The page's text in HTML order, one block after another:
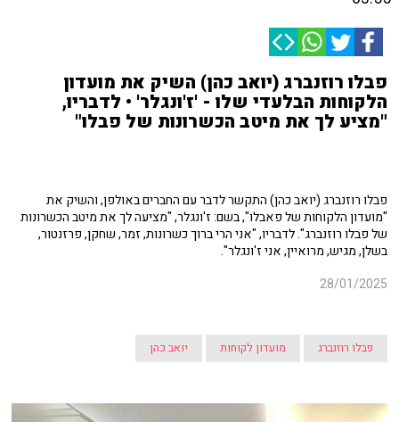
פבלו רוזנברג (יואב כהן) השיק את מועדון
הלקוחות הבלעדי שלו - 'ז'ונגלר' • לדבריו,
"מציע לך את מיטב הכשרונות של פבלו"
פבלו רוזנברג (יואב כהן) התקשר לדבר עם החברים באולפן, והשיק את
"מועדון הלקוחות של פאבלו", בשם: ז'ונגלר, "מציעה לך את מיטב הכשרונות
של פבלו רוזנברג". לדבריו, "אני הרי ברוך כשרונות, זמר, שחקן, פרזנטור,
בשלן, מגיש, מרואיין, אני ז'ונגלר".
28/01/2025
פבלו רוזנברג מועדון לקוחות יואב כהן